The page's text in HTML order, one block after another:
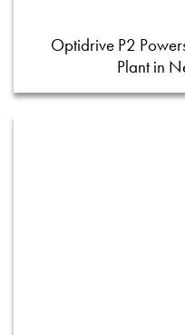
Optidrive P2
Plant in